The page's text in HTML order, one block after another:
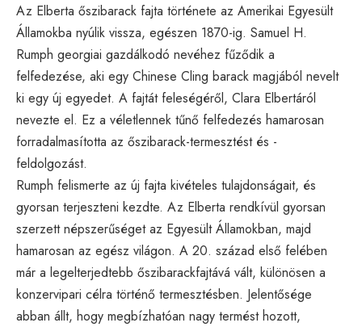
Az Elberta őszibarack fajta története az Amerikai Egyesült
Államokba nyúlik vissza, egészen 1870-ig. Samuel H.
Rumph georgiai gazdálkodó nevéhez fűződik a
felfedezése, aki egy Chinese Cling barack magjából nevelt
ki egy új egyedet. A fajtát feleségéről, Clara Elbertáról
nevezte el. Ez a véletlennek tűnő felfedezés hamarosan
forradalmasította az őszibarack-termesztést és -
feldolgozást.
Rumph felismerte az új fajta kivételes tulajdonságait, és
gyorsan terjeszteni kezdte. Az Elberta rendkívül gyorsan
szerzett népszerűséget az Egyesült Államokban, majd
hamarosan az egész világon. A 20. század első felében
már a legelterjedtebb őszibarackfajtává vált, különösen a
konzervipari célra történő termesztésben. Jelentősége
abban állt, hogy megbízhatóan nagy termést hozott,